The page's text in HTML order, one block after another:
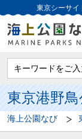
東京シーサイ
東京港野鳥
海上公園なび